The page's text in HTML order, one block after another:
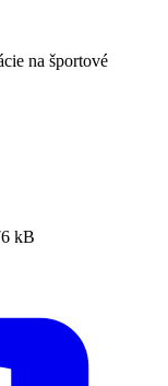
na športové
kB